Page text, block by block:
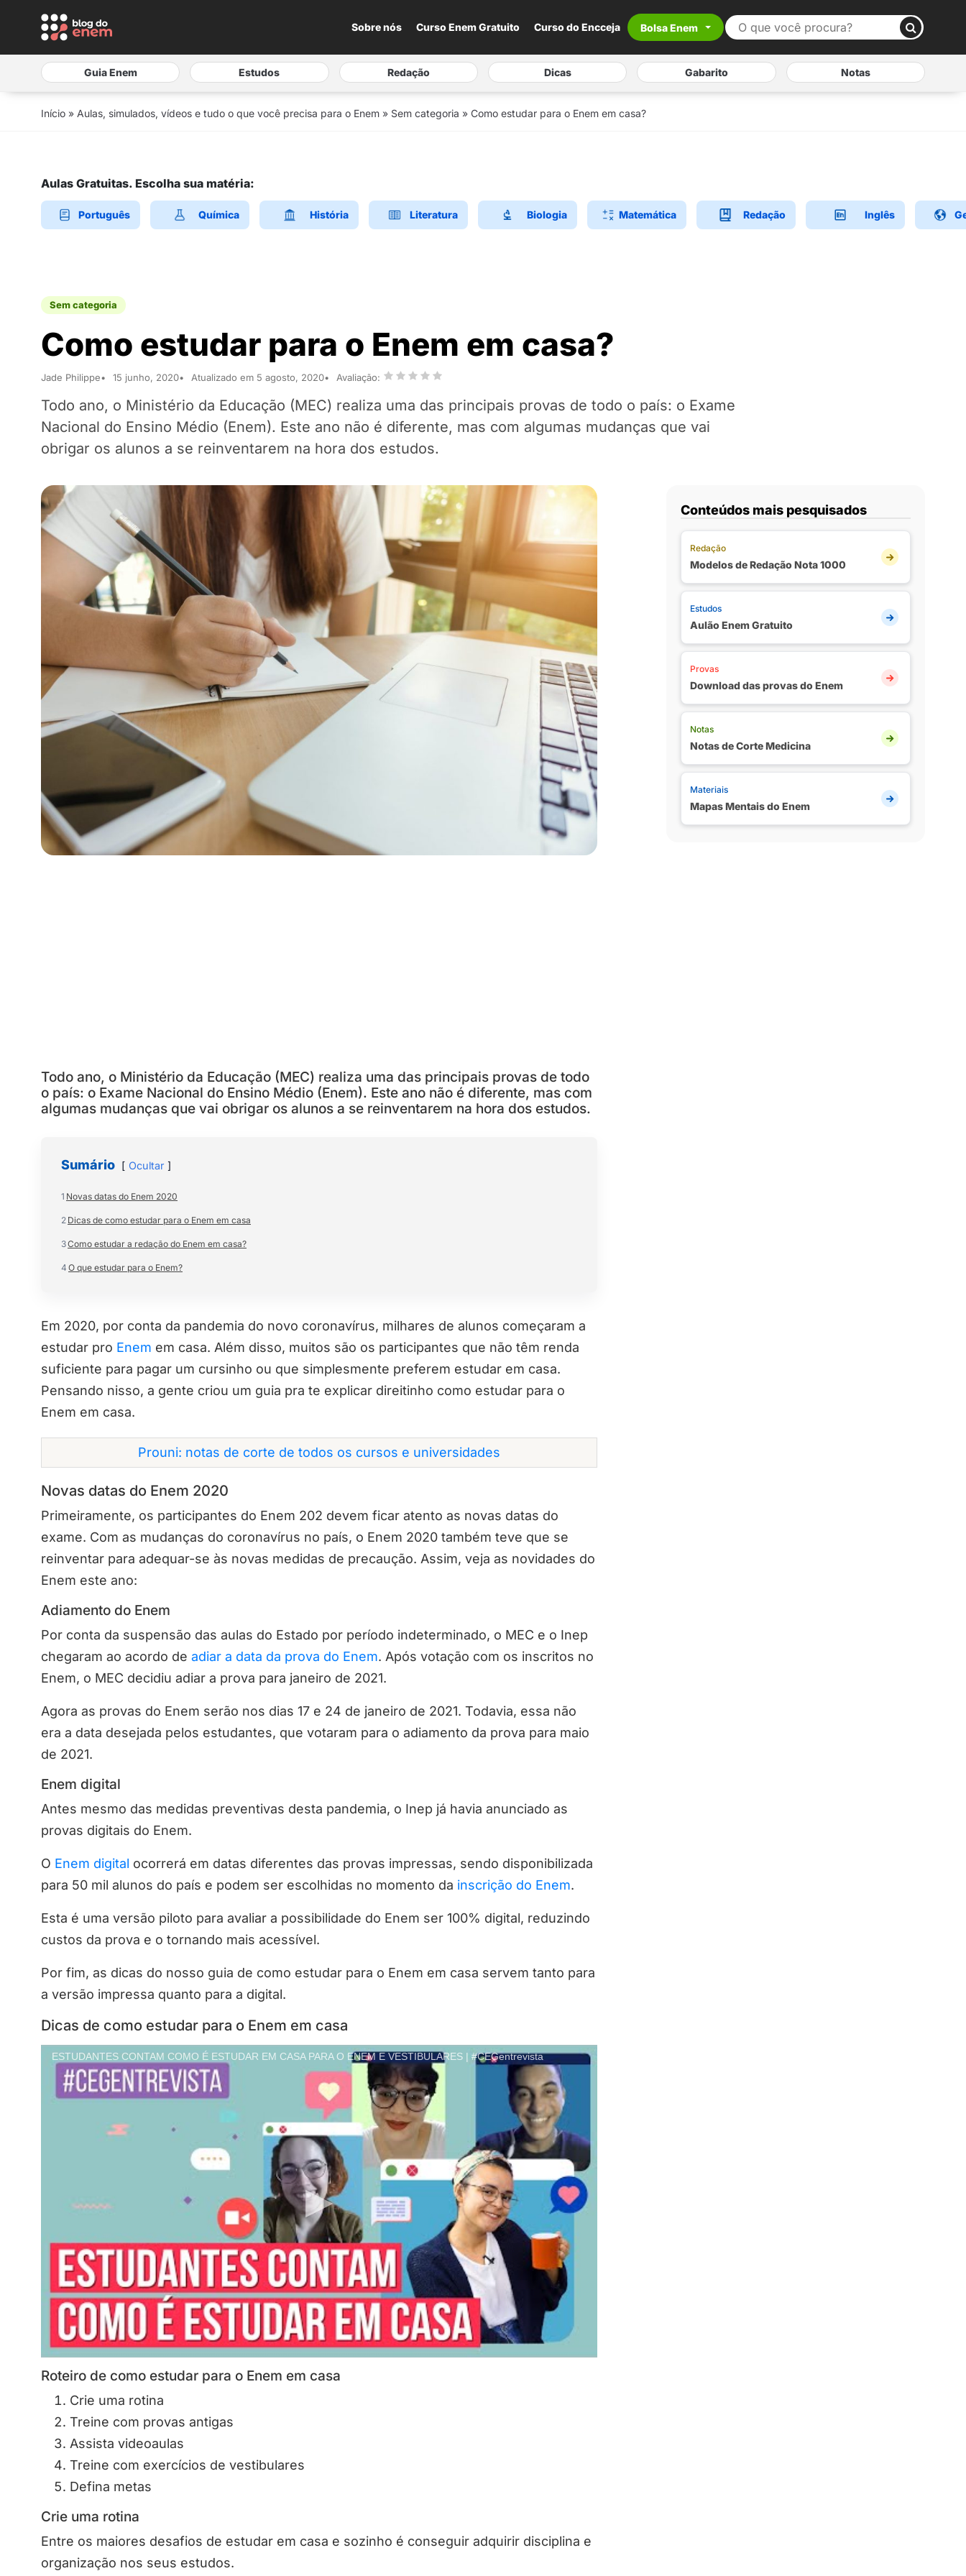
Sobre nós Curso Enem Gratuito Curso do Encceja Bolsa Enem
Guia Enem Estudos Redação Dicas Gabarito Notas
Início » Aulas, simulados, vídeos e tudo o que você precisa para o Enem » Sem categoria » Como estudar para o Enem em casa?
Aulas Gratuitas. Escolha sua matéria:
Português Química História Literatura Biologia Matemática Redação Inglês
Sem categoria
Como estudar para o Enem em casa?
Jade Philippe 15 junho, 2020 Atualizado em 5 agosto, 2020 Avaliação:
Todo ano, o Ministério da Educação (MEC) realiza uma das principais provas de todo o país: o Exame
Nacional do Ensino Médio (Enem). Este ano não é diferente, mas com algumas mudanças que vai
obrigar os alunos a se reinventarem na hora dos estudos.
Todo ano, o Ministério da Educação (MEC) realiza uma das principais provas de todo
o país: o Exame Nacional do Ensino Médio (Enem). Este ano não é diferente, mas com
algumas mudanças que vai obrigar os alunos a se reinventarem na hora dos estudos.
Sumário Ocultar
1 Novas datas do Enem 2020
2 Dicas de como estudar para o Enem em casa
3Como estudar a redação do Enem em casa?
4 O que estudar para o Enem?
Em 2020, por conta da pandemia do novo coronavírus, milhares de alunos começaram a
estudar pro Enem em casa. Além disso, muitos são os participantes que não têm renda
suficiente para pagar um cursinho ou que simplesmente preferem estudar em casa.
Pensando nisso, a gente criou um guia pra te explicar direitinho como estudar para o
Enem em casa.
Prouni: notas de corte de todos os cursos e universidades
Novas datas do Enem 2020
Primeiramente, os participantes do Enem 202 devem ficar atento as novas datas do
exame. Com as mudanças do coronavírus no país, o Enem 2020 também teve que se
reinventar para adequar-se às novas medidas de precaução. Assim, veja as novidades do
Enem este ano:
Adiamento do Enem
Por conta da suspensão das aulas do Estado por período indeterminado, o MEC e o Inep
chegaram ao acordo de adiar a data da prova do Enem. Após votação com os inscritos no
Enem, o MEC decidiu adiar a prova para janeiro de 2021.
Agora as provas do Enem serão nos dias 17 e 24 de janeiro de 2021. Todavia, essa não
era a data desejada pelos estudantes, que votaram para o adiamento da prova para maio
de 2021.
Enem digital
Antes mesmo das medidas preventivas desta pandemia, o Inep já havia anunciado as
provas digitais do Enem.
O Enem digital ocorrerá em datas diferentes das provas impressas, sendo disponibilizada
para 50 mil alunos do país e podem ser escolhidas no momento da inscrição do Enem.
Esta é uma versão piloto para avaliar a possibilidade do Enem ser 100% digital, reduzindo
custos da prova e o tornando mais acessível.
Por fim, as dicas do nosso guia de como estudar para o Enem em casa servem tanto para
a versão impressa quanto para a digital.
Dicas de como estudar para o Enem em casa
ESTUDANTES CONTAM COMO É ESTUDAR EM CASA PARA O ENEM E VESTIBULARES | #CEGentrevista
Roteiro de como estudar para o Enem em casa
Crie uma rotina
Treine com provas antigas
Assista videoaulas
Treine com exercícios de vestibulares
Defina metas
Crie uma rotina
Entre os maiores desafios de estudar em casa e sozinho é conseguir adquirir disciplina e
organização nos seus estudos.
Conteúdos mais pesquisados
Redação
Modelos de Redação Nota 1000
Estudos
Aulão Enem Gratuito
Provas
Download das provas do Enem
Notas
Notas de Corte Medicina
Materiais
Mapas Mentais do Enem